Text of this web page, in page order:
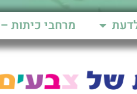
מרחבי כיתות – webtop